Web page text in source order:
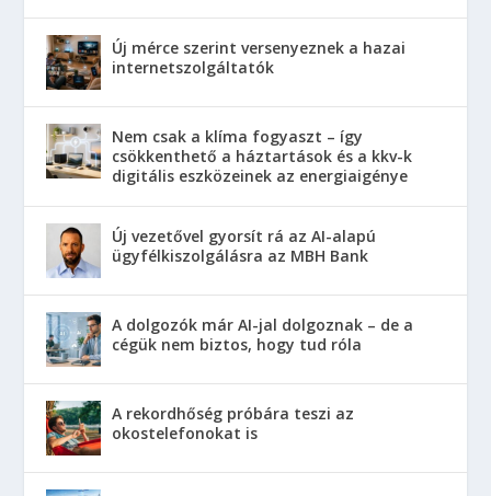
Új mérce szerint versenyeznek a hazai
internetszolgáltatók
Nem csak a klíma fogyaszt – így
csökkenthető a háztartások és a kkv-k
digitális eszközeinek az energiaigénye
Új vezetővel gyorsít rá az AI-alapú
ügyfélkiszolgálásra az MBH Bank
A dolgozók már AI-jal dolgoznak – de a
cégük nem biztos, hogy tud róla
A rekordhőség próbára teszi az
okostelefonokat is